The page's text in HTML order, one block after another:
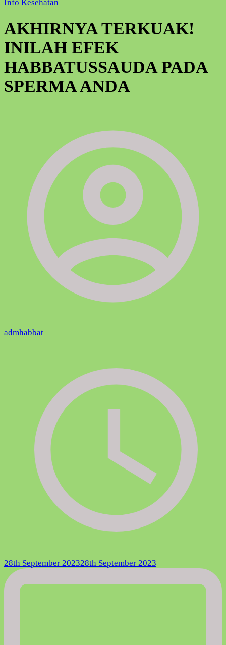
Info Kesehatan
AKHIRNYA TERKUAK!
INILAH EFEK
HABBATUSSAUDA PADA
SPERMA ANDA
admhabbat
28th September 202328th September 2023